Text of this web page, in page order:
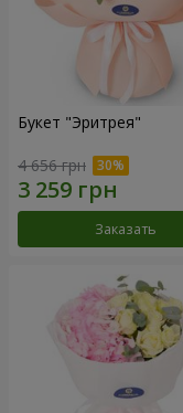
Букет "Эритрея"
4 656 грн
Заказать